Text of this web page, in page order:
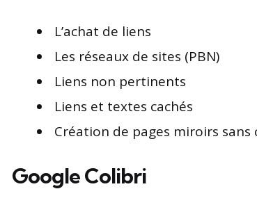
L’achat de liens
Les réseaux de sites (PBN)
Liens non pertinents
Liens et textes cachés
Création de pages miroirs
Google Colibri